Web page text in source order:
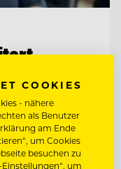
(M/W/D)
COOKIES
- nähere
als Benutzer
am Ende
um Cookies
besuchen zu
um